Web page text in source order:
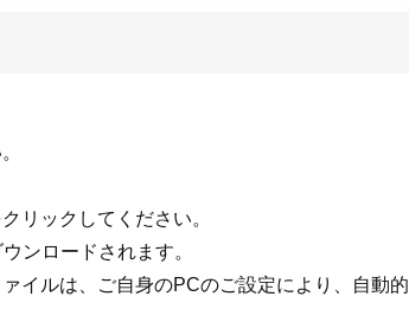
ックしてください。
ンロードされます。
イルは、ご自身のPCのご設定により、自動的